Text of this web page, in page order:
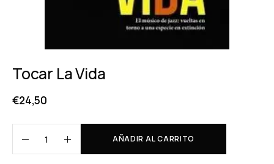
Tocar La Vida
€24,50
AÑADIR AL CARRITO